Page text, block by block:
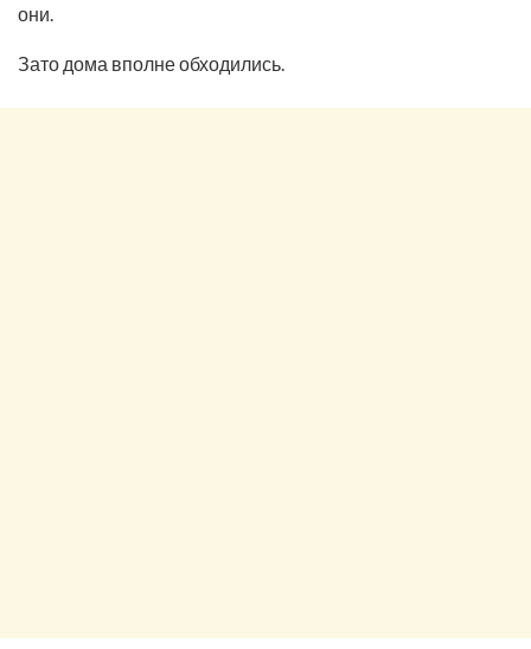
они.
Зато дома вполне обходились.